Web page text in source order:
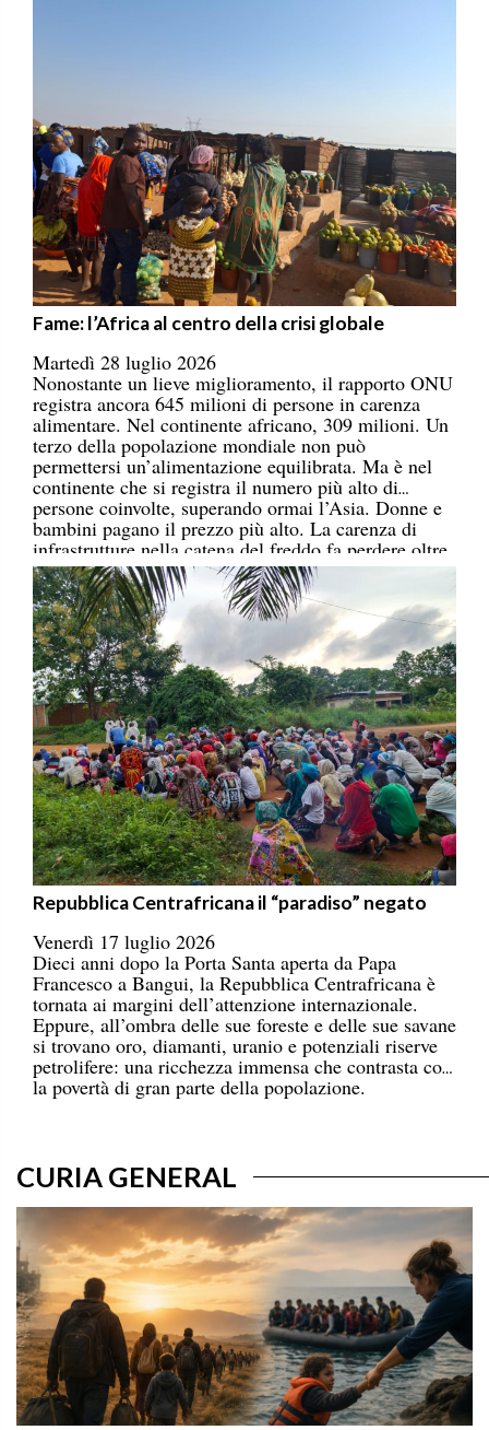
Fame: l’Africa al centro della crisi globale
Martedì 28 luglio 2026
Nonostante un lieve miglioramento, il rapporto ONU
registra ancora 645 milioni di persone in carenza
alimentare. Nel continente africano, 309 milioni. Un
terzo della popolazione mondiale non può
permettersi un’alimentazione equilibrata. Ma è nel
continente che si registra il numero più alto di
persone coinvolte, superando ormai l’Asia. Donne e
bambini pagano il prezzo più alto. La carenza di
infrastrutture nella catena del freddo fa perdere oltre
un terzo della produzione di frutta, verdura, pesce e
latticini.
Repubblica Centrafricana il “paradiso” negato
Venerdì 17 luglio 2026
Dieci anni dopo la Porta Santa aperta da Papa
Francesco a Bangui, la Repubblica Centrafricana è
tornata ai margini dell’attenzione internazionale.
Eppure, all’ombra delle sue foreste e delle sue savane
si trovano oro, diamanti, uranio e potenziali riserve
petrolifere: una ricchezza immensa che contrasta con
la povertà di gran parte della popolazione.
CURIA GENERAL